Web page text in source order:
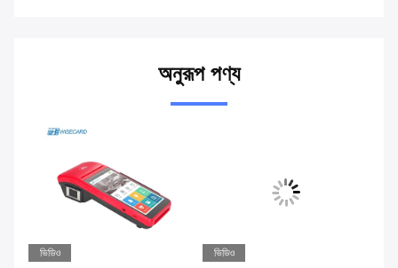
অনুরূপ পণ্য
ভিডিও ভিডিও